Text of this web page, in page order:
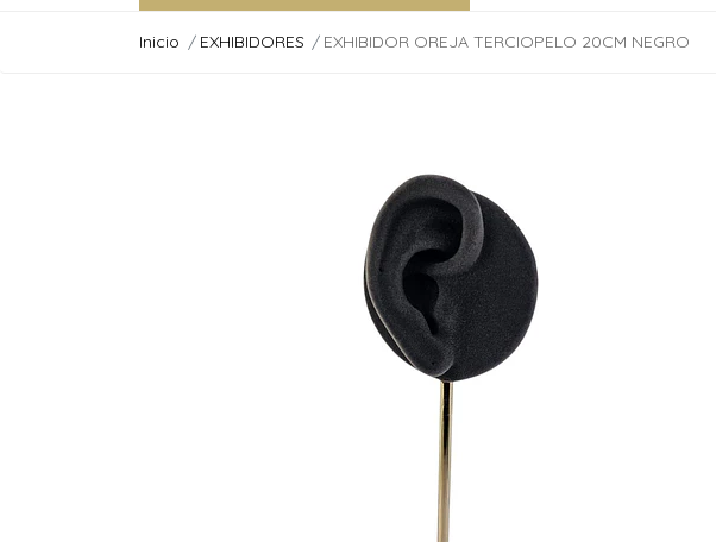
Inicio EXHIBIDORES EXHIBIDOR OREJA TERCIOPELO 20CM NEGRO